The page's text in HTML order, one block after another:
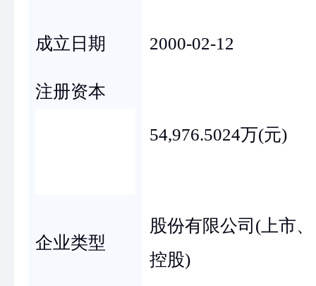
成立日期 2000-02-12
注册资本
54,976.5024万(元)
企业类型
股份有限公司(上市
控股)